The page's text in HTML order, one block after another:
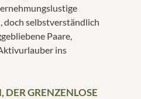
doch selbstverständlich
Paare,
ins
GRENZENLOSE